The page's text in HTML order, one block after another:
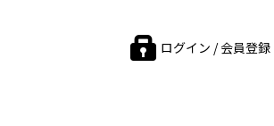
ログイン / 会員登録